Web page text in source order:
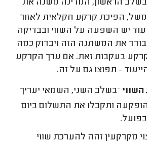
בשלב הראשון, המדינה משנה את
הפיכת קרקע חקלאית לאזור
יש השפעה על השווי ובבדיקה
את המשתנה הזה ויבדוק כמה
בעקבות זאת. אם ערך הקרקע
- תפוצו גם על זה.
–בשלב השני, השמאי יעריך
ותקבלו את התשלום ביום
מקרקעין זהה להערכת שווי